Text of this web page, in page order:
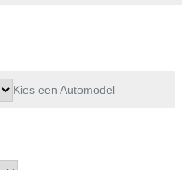
Kies een Automodel